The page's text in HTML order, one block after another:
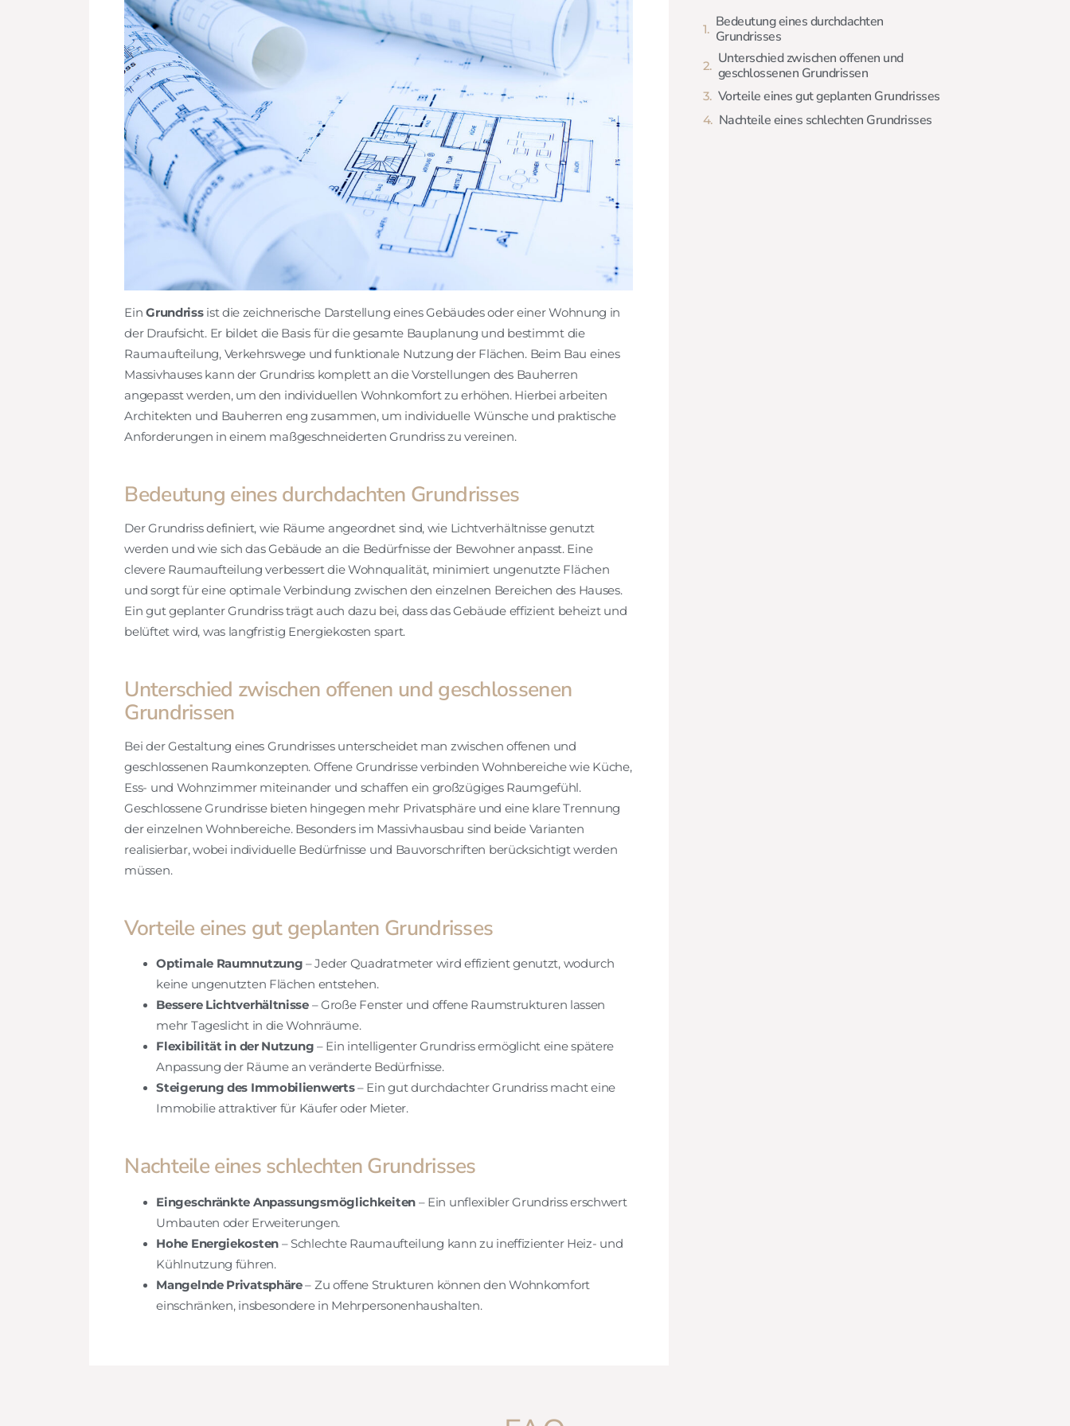
EinGrundrissist die zeichnerische Darstellung eines Gebäudes oder einer Wohnung in
der Draufsicht. Er bildet die Basis für die gesamte Bauplanung und bestimmt die
Raumaufteilung, Verkehrswege und funktionale Nutzung der Flächen. Beim Bau eines
Massivhauses kann der Grundriss komplett an die Vorstellungen des Bauherren
angepasst werden, um den individuellen Wohnkomfort zu erhöhen. Hierbei arbeiten
Architekten und Bauherren eng zusammen, um individuelle Wünsche und praktische
Anforderungen in einem maßgeschneiderten Grundriss zu vereinen.
Bedeutung eines durchdachten Grundrisses
Der Grundriss definiert, wie Räume angeordnet sind, wie Lichtverhältnisse genutzt
werden und wie sich das Gebäude an die Bedürfnisse der Bewohner anpasst. Eine
clevere Raumaufteilung verbessert die Wohnqualität, minimiert ungenutzte Flächen
und sorgt für eine optimale Verbindung zwischen den einzelnen Bereichen des Hauses.
Ein gut geplanter Grundriss trägt auch dazu bei, dass das Gebäude effizient beheizt und
belüftet wird, was langfristig Energiekosten spart.
Unterschied zwischen offenen und geschlossenen
Grundrissen
Bei der Gestaltung eines Grundrisses unterscheidet man zwischen offenen und
geschlossenen Raumkonzepten. Offene Grundrisse verbinden Wohnbereiche wie Küche,
Ess- und Wohnzimmer miteinander und schaffen ein großzügiges Raumgefühl.
Geschlossene Grundrisse bieten hingegen mehr Privatsphäre und eine klare Trennung
der einzelnen Wohnbereiche. Besonders im Massivhausbau sind beide Varianten
realisierbar, wobei individuelle Bedürfnisse und Bauvorschriften berücksichtigt werden
müssen.
Vorteile eines gut geplanten Grundrisses
Optimale Raumnutzung – Jeder Quadratmeter wird effizient genutzt, wodurch
keine ungenutzten Flächen entstehen.
Bessere Lichtverhältnisse– Große Fenster und offene Raumstrukturen lassen
mehr Tageslicht in die Wohnräume.
Flexibilität in der Nutzung – Ein intelligenter Grundriss ermöglicht eine spätere
Anpassung der Räume an veränderte Bedürfnisse.
Steigerung des Immobilienwerts– Ein gut durchdachter Grundriss macht eine
Immobilie attraktiver für Käufer oder Mieter.
Nachteile eines schlechten Grundrisses
Eingeschränkte Anpassungsmöglichkeiten– Ein unflexibler Grundriss erschwert
Umbauten oder Erweiterungen.
Hohe Energiekosten– Schlechte Raumaufteilung kann zu ineffizienter Heiz- und
Kühlnutzung führen.
Mangelnde Privatsphäre– Zu offene Strukturen können den Wohnkomfort
einschränken, insbesondere in Mehrpersonenhaushalten.
Bedeutung eines durchdachten
Grundrisses
Unterschied zwischen offenen und
geschlossenen Grundrissen
Vorteile eines gut geplanten Grundrisses
Nachteile eines schlechten Grundrisses